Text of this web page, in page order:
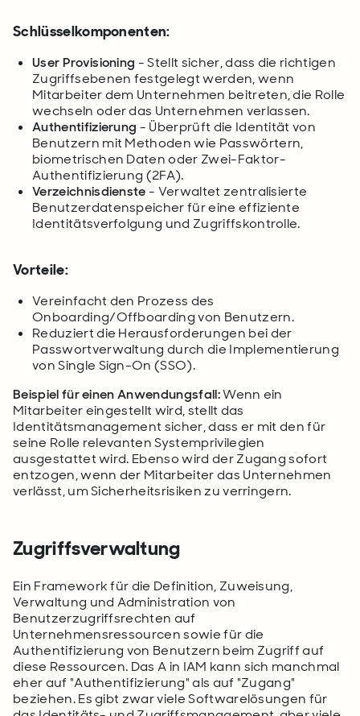
Schlüsselkomponenten:
User Provisioning - Stellt sicher, dass die richtigen
Zugriffsebenen festgelegt werden, wenn
Mitarbeiter dem Unternehmen beitreten, die Rolle
wechseln oder das Unternehmen verlassen.
Authentifizierung - Überprüft die Identität von
Benutzern mit Methoden wie Passwörtern,
biometrischen Daten oder Zwei-Faktor-
Authentifizierung (2FA).
Verzeichnisdienste- Verwaltet zentralisierte
Benutzerdatenspeicher für eine effiziente
Identitätsverfolgung und Zugriffskontrolle.
Vorteile:
Vereinfacht den Prozess des
Onboarding/Offboarding von Benutzern.
Reduziert die Herausforderungen bei der
Passwortverwaltung durch die Implementierung
von Single Sign-On (SSO).
Beispiel für einen Anwendungsfall:Wenn ein
Mitarbeiter eingestellt wird, stellt das
Identitätsmanagement sicher, dass er mit den für
seine Rolle relevanten Systemprivilegien
ausgestattet wird. Ebenso wird der Zugang sofort
entzogen, wenn der Mitarbeiter das Unternehmen
verlässt, um Sicherheitsrisiken zu verringern.
Zugriffsverwaltung
Ein Framework für die Definition, Zuweisung,
Verwaltung und Administration von
Benutzerzugriffsrechten auf
Unternehmensressourcen sowie für die
Authentifizierung von Benutzern beim Zugriff auf
diese Ressourcen. Das A in IAM kann sich manchmal
eher auf "Authentifizierung" als auf "Zugang"
beziehen. Es gibt zwar viele Softwarelösungen für